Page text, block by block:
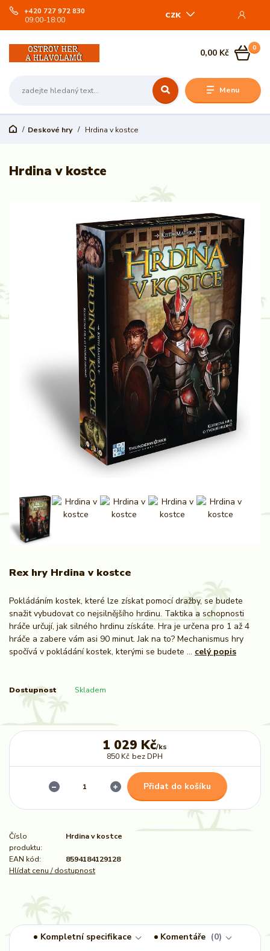
Menu
CZK
+420 727 972 830
09:00-18:00
0
0,00 Kč
Deskové hry Hrdina v kostce
Hrdina v kostce
Rex hry Hrdina v kostce
Pokládáním kostek, které lze získat pomocí dražby, se budete
snažit vybudovat co nejsilnějšího hrdinu. Taktika a schopnosti
hráče určují, jak silného hrdinu získáte. Hra je určena pro 1 až 4
hráče a zabere vám asi 90 minut. Jak na to? Mechanismus hry
spočívá v pokládání kostek, kterými se budete ... celý popis
Dostupnost Skladem
1 029 Kč/ks
850 Kč bez DPH
Přidat do košíku
Číslo
produktu:
Hrdina v kostce
EAN kód:
8594184129128
Hlídat cenu / dostupnost
Kompletní specifikace Komentáře
0